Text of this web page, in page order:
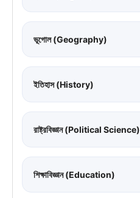
ভূগোল (Geography)
ইতিহাস (History)
রাষ্ট্রবিজ্ঞান (Political Science)
শিক্ষাবিজ্ঞান (Education)